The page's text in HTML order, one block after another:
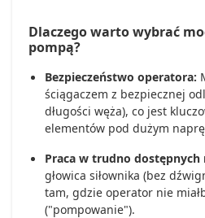
Dlaczego warto wybrać
pompą?
Bezpieczeństwo operatora:
ściągaczem z bezpiecznej
długości węża), co jest
elementów pod dużym
Praca w trudno dostępnych
głowica siłownika (bez
tam, gdzie operator nie
("pompowanie").